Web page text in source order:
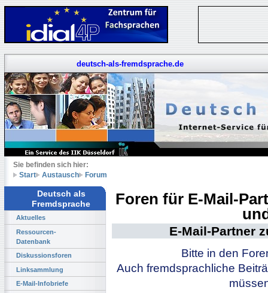
deutsch-als-fremdsprache.de
Sie befinden sich hier:
Start
Austausch Forum
Deutsch als
Fremdsprache
Aktuelles
Ressourcen-
Datenbank
Diskussionsforen
Linksammlung
E-Mail-Infobriefe
Foren für E-Mail-
E-Mail-Partner
Bitte in den
Auch fremdsprachliche